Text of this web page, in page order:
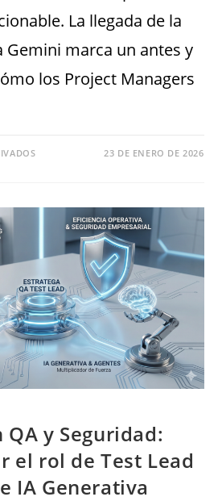
La llegada de la
Gemini marca un antes y
los Project Managers
23 DE ENERO DE 2026
QA y Seguridad:
el rol de Test Lead
IA Generativa